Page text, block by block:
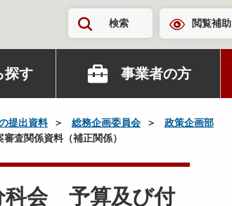
検索 閲覧補助
探す 事業者の方
提出資料 総務企画委員会
政策企画部
査関係資料（補正関係）
科会 予算及び付